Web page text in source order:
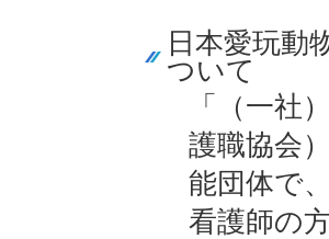
日本愛玩動
ついて
「（一社
護職協会
能団体で
看護師の